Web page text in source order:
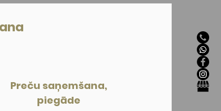
Preču saņemšana,
piegāde